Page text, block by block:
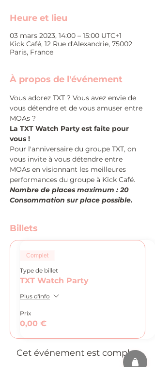
Heure et lieu
03 mars 2023, 14:00 – 15:00 UTC+1
Kick Café, 12 Rue d'Alexandrie, 75002
Paris, France
À propos de l'événement
Vous adorez TXT ? Vous avez envie de
vous détendre et de vous amuser entre
MOAs ?
La TXT Watch Party est faite pour
vous !
Pour l'anniversaire du groupe TXT, on
vous invite à vous détendre entre
MOAs en visionnant les meilleures
performances du groupe à Kick Café.
Nombre de places maximum : 20
Consommation sur place possible.
Billets
Complet
Type de billet
TXT Watch Party
Plus d'info
Prix
0,00 €
Cet événement est complet